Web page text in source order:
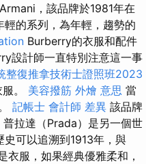
Armani，該品牌於1981年在
的系列，為年輕，趨勢的
Burberry的衣服和配件
設計師一直特別注意這一事
整復推拿技術士證照班2023
。 美容撥筋 外燴 意思 當
記帳士 會計師 差異 該品牌
普拉達（Prada）是另一個世
可以追溯到1913年，與
衣服，如果經典優雅柔和，